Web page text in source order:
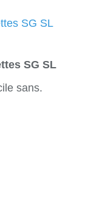
SG SL
sans.